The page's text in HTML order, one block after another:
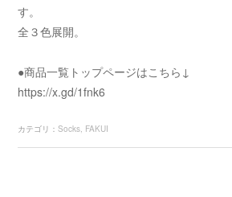
す。
全３色展開。
●商品一覧トップページはこちら↓
https://x.gd/1fnk6
カテゴリ ： Socks FAKUI